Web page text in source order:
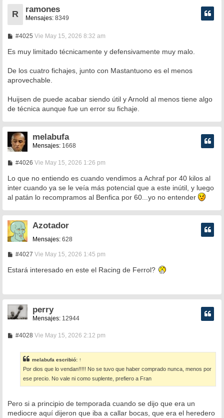
R
ramones
Mensajes: 8349
#4025M
n
j
e
Vie May 15, 2026 8:32 am
Es muy limitado técnicamente y defensivamente muy malo.
De los cuatro fichajes, junto con Mastantuono es el menos
aprovechable.
Huijsen de puede acabar siendo útil y Arnold al menos tiene algo
de técnica aunque fue un error su fichaje.
melabufa
Mensajes: 1668
#4026M
n
a
j
Vie May 15, 2026 1:26 pm
Lo que no entiendo es cuando vendimos a Achraf por 40 kilos al
inter cuando ya se le veía más potencial que a este inútil, y luego
al patán lo recompramos al Benfica por 60...yo no entender
Azotador
Mensajes: 628
#4027M
n
e
Vie May 15, 2026 1:45 pm
Estará interesado en este el Racing de Ferrol?
perry
Mensajes: 12944
#4028M
a
j
e
Vie May 15, 2026 2:12 pm
melabufa escribió: ↑
Por dios que lo vendan!!!!! No se tuvo que haber comprado nunca, menos por
ese precio. No vale ni como suplente, prefiero a Fran
Pero si a principio de temporada cuando se dijo que era un
mediocre aquí dijeron que iba a callar bocas, que era el heredero